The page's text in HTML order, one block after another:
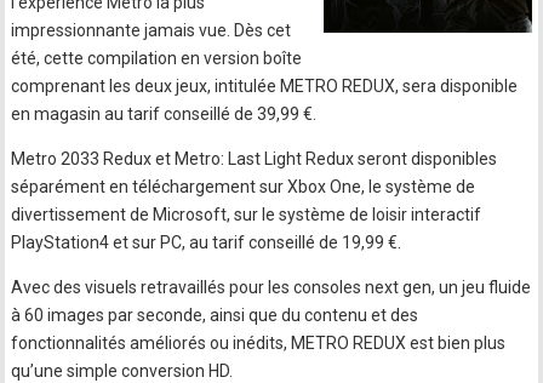
impressionnante jamais vue. Dès cet
été, cette compilation en version boîte
comprenant les deux jeux, intitulée METRO REDUX, sera disponible
en magasin au tarif conseillé de 39,99 €.
Metro 2033 Redux et Metro: Last Light Redux seront disponibles
séparément en téléchargement sur Xbox One, le système de
divertissement de Microsoft, sur le système de loisir interactif
PlayStation4 et sur PC, au tarif conseillé de 19,99 €.
Avec des visuels retravaillés pour les consoles next gen, un jeu fluide
à 60 images par seconde, ainsi que du contenu et des
fonctionnalités améliorés ou inédits, METRO REDUX est bien plus
qu’une simple conversion HD.